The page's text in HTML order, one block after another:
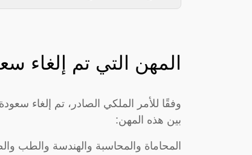
المهن التي تم إلغاء
بين هذه المهن:
المحاماة والمحاسبة والهندسة والطب